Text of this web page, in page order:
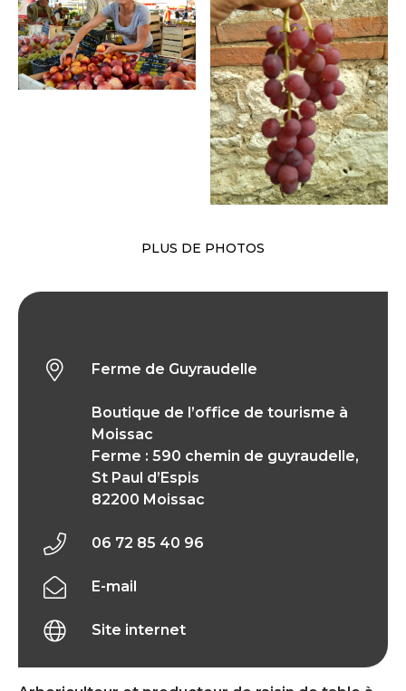
PLUS DE PHOTOS
Ferme de Guyraudelle
Boutique de l’office de tourisme à
Moissac
Ferme : 590 chemin de guyraudelle,
St Paul d’Espis
82200 Moissac
06 72 85 40 96
E-mail
Site internet